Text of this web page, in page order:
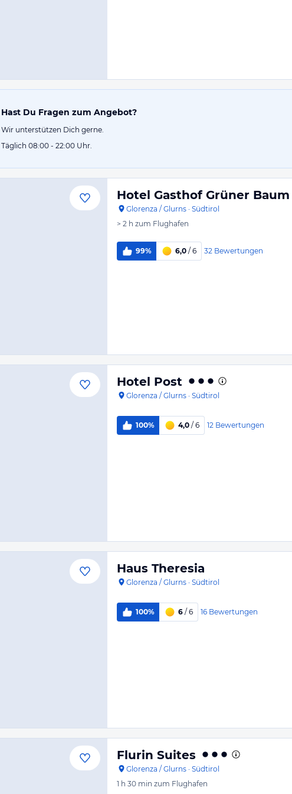
Hast Du Fragen zum Angebot?
Wir unterstützen Dich gerne.
Täglich 08:00 - 22:00 Uhr.
Hotel Gasthof Grüner Baum
Glorenza / Glurns · Südtirol
> 2 h zum Flughafen
99% 6,0 / 6 32 Bewertungen
Hotel Post
Glorenza / Glurns · Südtirol
100% 4,0 / 6 12 Bewertungen
Haus Theresia
Glorenza / Glurns · Südtirol
100% 6 / 6 16 Bewertungen
Flurin Suites
Glorenza / Glurns · Südtirol
1 h 30 min zum Flughafen